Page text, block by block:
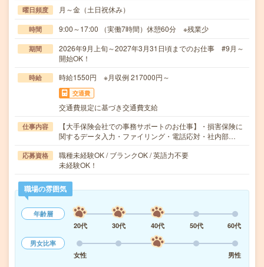
曜日頻度 月～金（土日祝休み）
時間 9:00～17:00 （実働7時間）休憩60分 ※残業少
期間
2026年9月上旬～2027年3月31日頃までのお仕事 #9月～
開始OK！
時給 時給1550円 ※月収例 217000円～
交通費
交通費規定に基づき交通費支給
仕事内容
【大手保険会社での事務サポートのお仕事】・損害保険に
関するデータ入力・ファイリング・電話応対・社内部…
応募資格
職種未経験OK / ブランクOK / 英語力不要
未経験OK！
職場の雰囲気
年齢層
20代
30代 40代 50代
60代
男女比率
女性
男性